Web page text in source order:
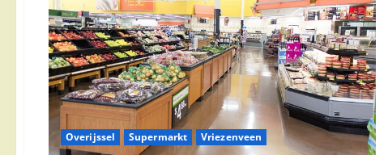
Overijssel Supermarkt Vriezenveen